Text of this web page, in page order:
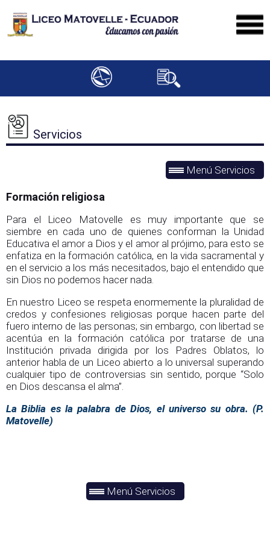
Servicios
Menú Servicios
Formación religiosa
Para el Liceo Matovelle es muy importante que se
siembre en cada uno de quienes conforman la Unidad
Educativa el amor a Dios y el amor al prójimo, para esto se
enfatiza en la formación católica, en la vida sacramental y
en el servicio a los más necesitados, bajo el entendido que
sin Dios no podemos hacer nada.
En nuestro Liceo se respeta enormemente la pluralidad de
credos y confesiones religiosas porque hacen parte del
fuero interno de las personas; sin embargo, con libertad se
acentúa en la formación católica por tratarse de una
Institución privada dirigida por los Padres Oblatos, lo
anterior habla de un Liceo abierto a lo universal superando
cualquier tipo de controversias sin sentido, porque “Solo
en Dios descansa el alma”.
La Biblia es la palabra de Dios, el universo su obra. (P.
Matovelle)
Menú Servicios